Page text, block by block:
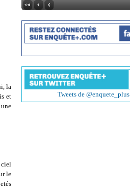
la
et
ciel
le
Tweets de @enquete_plus